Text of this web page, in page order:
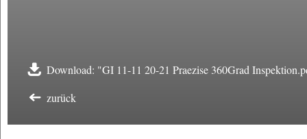
Download: "GI 11-11 20-21 Praezise 360Grad
zurück